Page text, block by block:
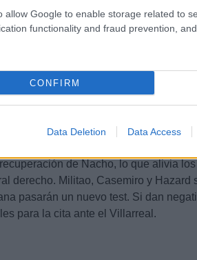
allow Google to enable storage related to
functionality and fraud prevention,
CONFIRM
Data Deletion Data Access
el Real Madrid en las imágenes de
🔥
pic.twitter.com/6EKZyWPZzk
de Nacho, lo que alivia
derecho. Militao, Casemiro y Hazard
pasarán un nuevo test. Si dan
para la cita ante el Villarreal.